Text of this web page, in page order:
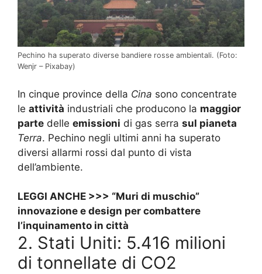
Pechino ha superato diverse bandiere rosse ambientali. (Foto:
Wenjr – Pixabay)
In cinque province della Cina sono concentrate
le attività industriali che producono la maggior
parte delle emissioni di gas serra sul pianeta
Terra. Pechino negli ultimi anni ha superato
diversi allarmi rossi dal punto di vista
dell’ambiente.
LEGGI ANCHE >>> “Muri di muschio”
innovazione e design per combattere
l’inquinamento in città
2. Stati Uniti: 5.416 milioni
di tonnellate di CO2